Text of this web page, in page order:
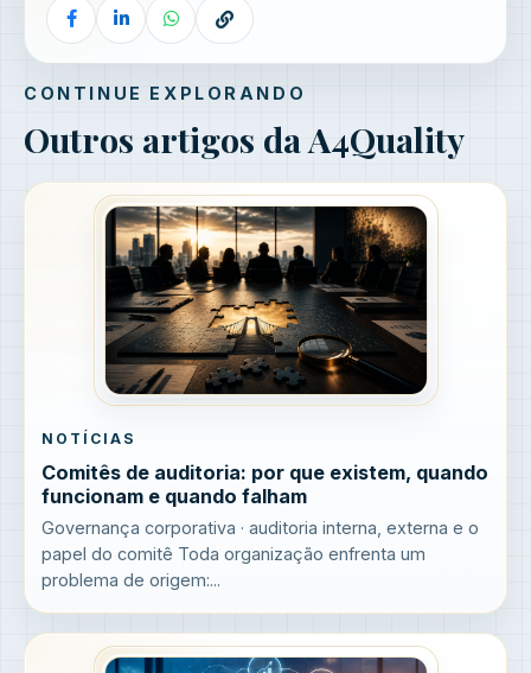
CONTINUE EXPLORANDO
Outros artigos da A4Quality
NOTÍCIAS
Comitês de auditoria: por que existem, quando
funcionam e quando falham
Governança corporativa · auditoria interna, externa e o
papel do comitê Toda organização enfrenta um
problema de origem:...